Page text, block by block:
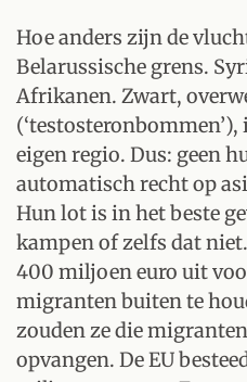
Hoe anders zijn de
Belarussische grens.
Afrikanen. Zwart,
eigen regio. Dus: geen
automatisch recht op
Hun lot is in het beste
kampen of zelfs dat
400 miljoen euro uit
migranten buiten te
zouden ze die
opvangen. De EU